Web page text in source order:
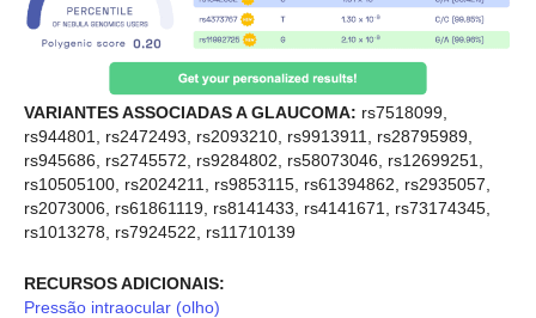
VARIANTES ASSOCIADAS A GLAUCOMA: rs7518099,
rs944801, rs2472493, rs2093210, rs9913911, rs28795989,
rs945686, rs2745572, rs9284802, rs58073046, rs12699251,
rs10505100, rs2024211, rs9853115, rs61394862, rs2935057,
rs2073006, rs61861119, rs8141433, rs4141671, rs73174345,
rs1013278, rs7924522, rs11710139
RECURSOS ADICIONAIS:
Pressão intraocular (olho)